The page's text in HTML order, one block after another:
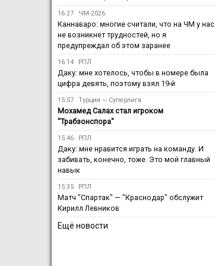
16:27 ЧМ-2026
Каннаваро: многие считали, что на ЧМ у нас
не возникнет трудностей, но я
предупреждал об этом заранее
16:14 РПЛ
Даку: мне хотелось, чтобы в номере была
цифра девять, поэтому взял 19-й
15:57 Турция — Суперлига
Мохамед Салах стал игроком
"Трабзонспора"
15:46 РПЛ
Даку: мне нравится играть на команду. И
забивать, конечно, тоже. Это мой главный
навык
15:35 РПЛ
Матч "Спартак" — "Краснодар" обслужит
Кирилл Левников
Ещё новости